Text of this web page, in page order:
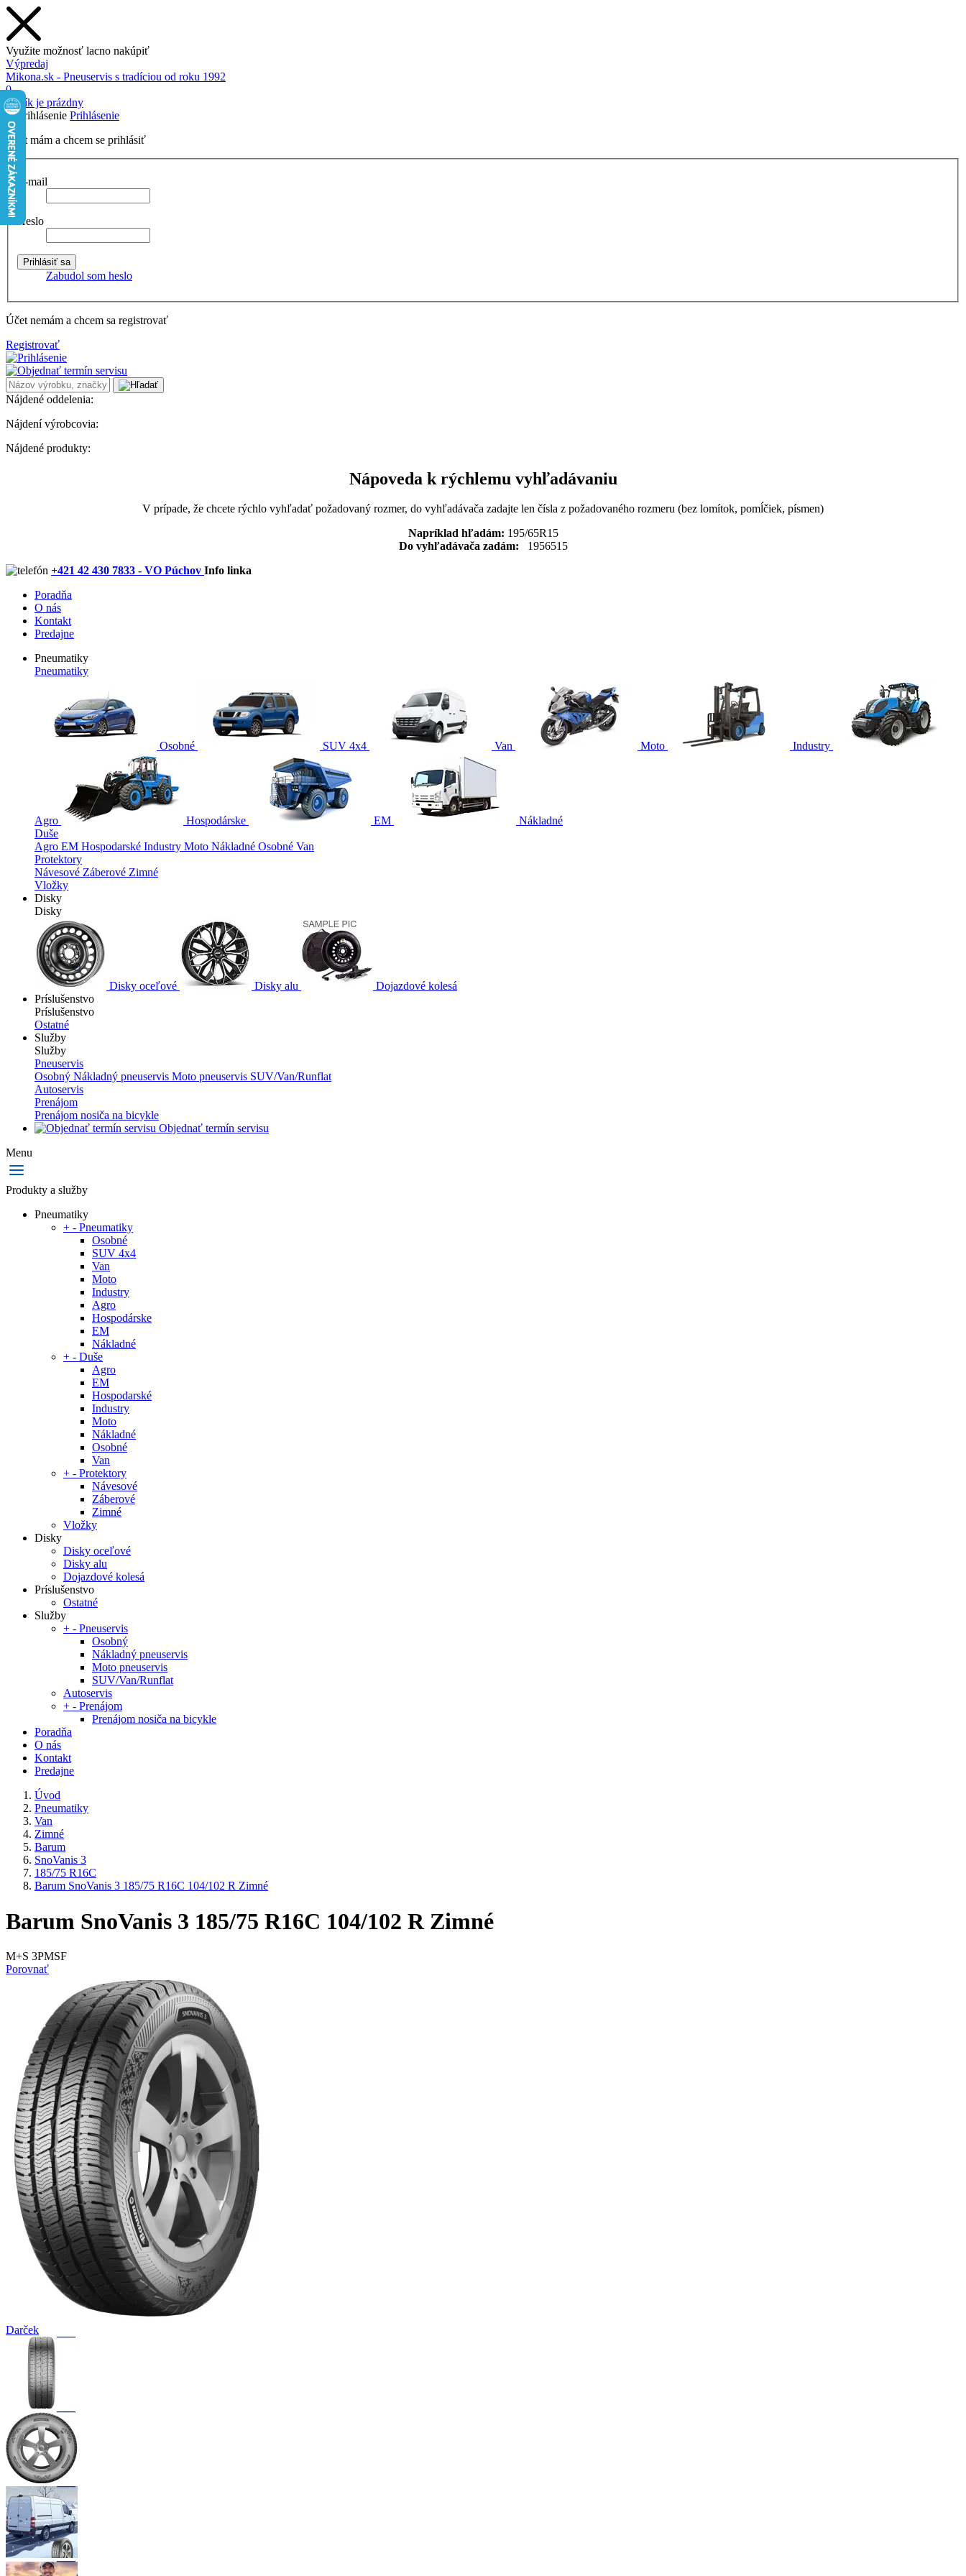
Využite možnosť lacno nakúpiť
Výpredaj
Mikona.sk - Pneuservis s tradíciou od roku 1992
0
Košík je prázdny
Prihlásenie
Účet mám a chcem se prihlásiť
E-mail
Heslo
Zabudol som heslo
Účet nemám a chcem sa registrovať
Registrovať
Nájdené oddelenia:
Nájdení výrobcovia:
Nájdené produkty:
Nápoveda k rýchlemu vyhľadávaniu
V prípade, že chcete rýchlo vyhľadať požadovaný rozmer, do vyhľadávača zadajte len čísla z požadovaného rozmeru (bez lomítok, pomĺčiek, písmen)
Napríklad hľadám: 195/65R15
Do vyhľadávača zadám: 1956515
+421 42 430 7833 - VO Púchov Info linka
Poradňa
O nás
Kontakt
Predajne
Pneumatiky
Pneumatiky
Osobné SUV 4x4 Van Moto Industry
Agro Hospodárske EM
Nákladné
Duše
Agro EM Hospodarské Industry Moto Nákladné Osobné Van
Protektory
Návesové Záberové Zimné
Vložky
Disky
Disky
Disky oceľové Disky alu
Dojazdové kolesá
Príslušenstvo
Príslušenstvo
Ostatné
Služby
Služby
Pneuservis
Osobný Nákladný pneuservis Moto pneuservis SUV/Van/Runflat
Autoservis
Prenájom
Prenájom nosiča na bicykle
Objednať termín servisu
Menu
Produkty a služby
Pneumatiky
+ - Pneumatiky
Osobné
SUV 4x4
Van
Moto
Industry
Agro
Hospodárske
EM
Nákladné
+ - Duše
Agro
EM
Hospodarské
Industry
Moto
Nákladné
Osobné
Van
+ - Protektory
Návesové
Záberové
Zimné
Vložky
Disky
Disky oceľové
Disky alu
Dojazdové kolesá
Príslušenstvo
Ostatné
Služby
+ - Pneuservis
Osobný
Nákladný pneuservis
Moto pneuservis
SUV/Van/Runflat
Autoservis
+ - Prenájom
Prenájom nosiča na bicykle
Poradňa
O nás
Kontakt
Predajne
Úvod
Pneumatiky
Van
Zimné
Barum
SnoVanis 3
185/75 R16C
Barum SnoVanis 3 185/75 R16C 104/102 R Zimné
Barum SnoVanis 3 185/75 R16C 104/102 R Zimné
M+S 3PMSF
Porovnať
Darček